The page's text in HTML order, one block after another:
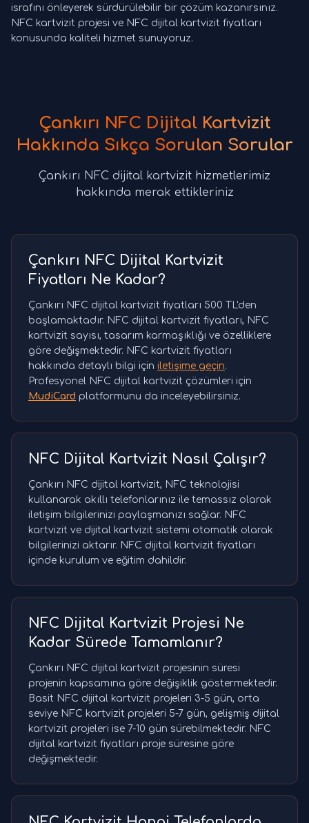
israfını önleyerek sürdürülebilir bir çözüm kazanırsınız.
NFC kartvizit projesi ve NFC dijital kartvizit fiyatları
konusunda kaliteli hizmet sunuyoruz.
Çankırı NFC Dijital Kartvizit
Hakkında Sıkça Sorulan Sorular
Çankırı NFC dijital kartvizit hizmetlerimiz
hakkında merak ettikleriniz
Çankırı NFC Dijital Kartvizit
Fiyatları Ne Kadar?
Çankırı NFC dijital kartvizit fiyatları 500 TL'den
başlamaktadır. NFC dijital kartvizit fiyatları, NFC
kartvizit sayısı, tasarım karmaşıklığı ve özelliklere
göre değişmektedir. NFC kartvizit fiyatları
hakkında detaylı bilgi için iletişime geçin.
Profesyonel NFC dijital kartvizit çözümleri için
MudiCard platformunu da inceleyebilirsiniz.
NFC Dijital Kartvizit Nasıl Çalışır?
Çankırı NFC dijital kartvizit, NFC teknolojisi
kullanarak akıllı telefonlarınız ile temassız olarak
iletişim bilgilerinizi paylaşmanızı sağlar. NFC
kartvizit ve dijital kartvizit sistemi otomatik olarak
bilgilerinizi aktarır. NFC dijital kartvizit fiyatları
içinde kurulum ve eğitim dahildir.
NFC Dijital Kartvizit Projesi Ne
Kadar Sürede Tamamlanır?
Çankırı NFC dijital kartvizit projesinin süresi
projenin kapsamına göre değişiklik göstermektedir.
Basit NFC dijital kartvizit projeleri 3-5 gün, orta
seviye NFC kartvizit projeleri 5-7 gün, gelişmiş dijital
kartvizit projeleri ise 7-10 gün sürebilmektedir. NFC
dijital kartvizit fiyatları proje süresine göre
değişmektedir.